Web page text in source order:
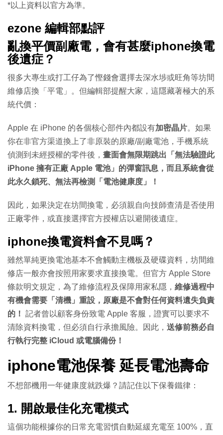
*以上資料以官方為準。
ezone 編輯部點評
亂換平價副廠電，會有甚麼iphone換電
後遺症？
很多大專生或打工仔為了慳錢會選擇去深水埗或旺角等坊間
維修店換「平電」。但編輯部提醒大家，這隱藏著極大的系
統代價：
Apple 在 iPhone 的各個核心部件內都設有加密晶片。如果
你在非官方渠道換上了非原裝的原廠/副廠電池，手機系統
偵測到未經授權的零件後， 畫面會無限期跳出「無法驗證此
iPhone 擁有正廠 Apple 電池」的彈窗訊息，而且系統會從
此永久鎖死、無法再檢測「電池健康度」！
因此，如果決定在坊間換電，必須親自向技師查清是否使用
正廠零件，或直接選擇官方授權店以避開後遺症。
iphone換電資料會不見嗎？
雖然單純更換電池基本不會觸動主機板及硬碟資料，坊間維
修店一般亦會按照用家要求直接換電。但官方 Apple Store
條款明文規定，為了維修流程及保障用家私隱， 維修過程中
有機會需要「清機」重設，原廠是不會對任何資料遺失負責
的！ 記者曾以顧客身份致電 Apple 客服，證實可以要求不
清除資料換電，但必須自行承擔風險。因此， 送修前務必自
行執行完整 iCloud 或電腦備份！
iphone電池保養 延長電池壽命
不想部機用一年健康度就跌爆？請記住以下保養鐵律：
1. 開啟最佳化充電模式
這個功能根據你的日常充電習慣自動延緩充電至 100%，直